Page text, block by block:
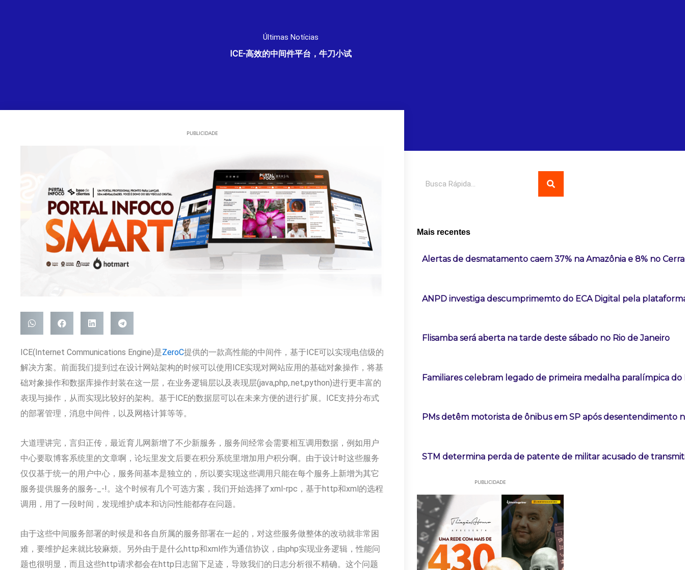
Últimas Notícias
ICE-高效的中间件平台，牛刀小试
PUBLICIDADE
ICE(Internet Communications Engine)是ZeroC提供的一款高性能的中间件，基于ICE可以实现电信级的
解决方案。前面我们提到过在设计网站架构的时候可以使用ICE实现对网站应用的基础对象操作，将基
础对象操作和数据库操作封装在这一层，在业务逻辑层以及表现层(java,php,.net,python)进行更丰富的
表现与操作，从而实现比较好的架构。基于ICE的数据层可以在未来方便的进行扩展。ICE支持分布式
的部署管理，消息中间件，以及网格计算等等。
大道理讲完，言归正传，最近育儿网新增了不少新服务，服务间经常会需要相互调用数据，例如用户
中心要取博客系统里的文章啊，论坛里发文后要在积分系统里增加用户积分啊。由于设计时这些服务
仅仅基于统一的用户中心，服务间基本是独立的，所以要实现这些调用只能在每个服务上新增为其它
服务提供服务的服务-_-!。这个时候有几个可选方案，我们开始选择了xml-rpc，基于http和xml的选程
调用，用了一段时间，发现维护成本和访问性能都存在问题。
由于这些中间服务部署的时候是和各自所属的服务部署在一起的，对这些服务做整体的改动就非常困
难，要维护起来就比较麻烦。另外由于是什么http和xml作为通信协议，由php实现业务逻辑，性能问
题也很明显，而且这些http请求都会在http日志留下足迹，导致我们的日志分析很不精确。这个问题
Mais recentes
Alertas de desmatamento caem 37% na Amazônia e 8% no
ANPD investiga descumprimemto do ECA Digital pela
Flisamba será aberta na tarde deste sábado no Rio de Janeiro
Familiares celebram legado de primeira medalha paralímpica do
PMs detêm motorista de ônibus em SP após desentendimento
STM determina perda de patente de militar acusado de
PUBLICIDADE